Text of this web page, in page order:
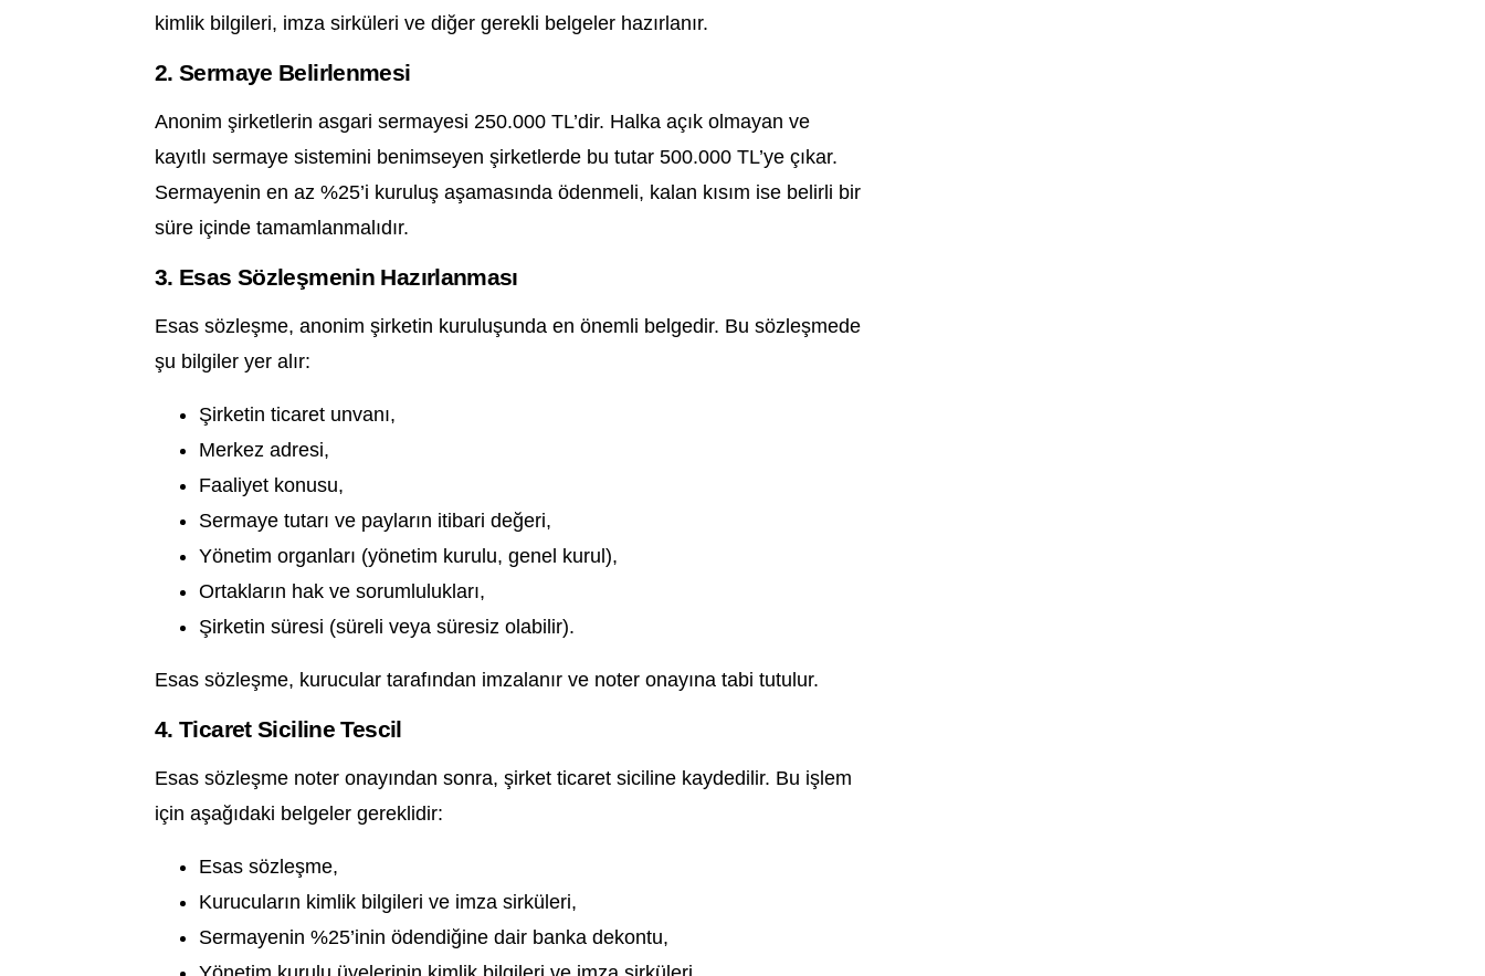
kimlik bilgileri, imza sirküleri ve diğer gerekli belgeler hazırlanır.
2. Sermaye Belirlenmesi
Anonim şirketlerin asgari sermayesi 250.000 TL’dir. Halka açık olmayan ve
kayıtlı sermaye sistemini benimseyen şirketlerde bu tutar 500.000 TL’ye çıkar.
Sermayenin en az %25’i kuruluş aşamasında ödenmeli, kalan kısım ise belirli bir
süre içinde tamamlanmalıdır.
3. Esas Sözleşmenin Hazırlanması
Esas sözleşme, anonim şirketin kuruluşunda en önemli belgedir. Bu sözleşmede
şu bilgiler yer alır:
Şirketin ticaret unvanı,
Merkez adresi,
Faaliyet konusu,
Sermaye tutarı ve payların itibari değeri,
Yönetim organları (yönetim kurulu, genel kurul),
Ortakların hak ve sorumlulukları,
Şirketin süresi (süreli veya süresiz olabilir).
Esas sözleşme, kurucular tarafından imzalanır ve noter onayına tabi tutulur.
4. Ticaret Siciline Tescil
Esas sözleşme noter onayından sonra, şirket ticaret siciline kaydedilir. Bu işlem
için aşağıdaki belgeler gereklidir:
Esas sözleşme,
Kurucuların kimlik bilgileri ve imza sirküleri,
Sermayenin %25’inin ödendiğine dair banka dekontu,